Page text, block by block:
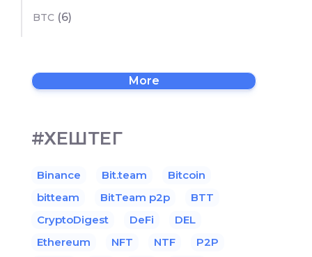
BTC (6)
More
#ХЕШТЕГ
Binance Bit.team
Bitcoin
bitteam
BitTeam p2p
BTT
CryptoDigest
DeFi
DEL
Ethereum
NFT NTF
P2P